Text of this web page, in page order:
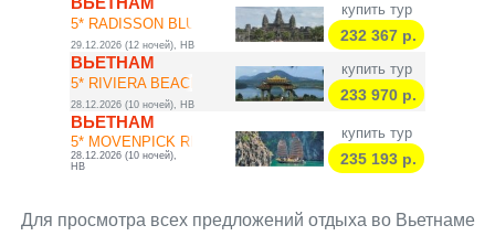
5* RADISSON BLU C...
29.12.2026 (12 ночей), HB
купить тур
232 367 р.
ВЬЕТНАМ
5* RIVIERA BEACH ...
28.12.2026 (10 ночей), HB
купить тур
233 970 р.
ВЬЕТНАМ
5* MOVENPICK RESO...
28.12.2026 (10 ночей),
HB
купить тур
235 193 р.
Для просмотра всех предложений отдыха во Вьетнаме